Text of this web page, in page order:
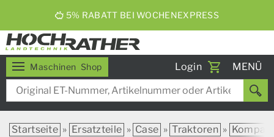
5% RABATT BEI WOCHENEXPRESS
Maschinen Shop Login
Toggle
MENÜ
Startseite » Ersatzteile » Case » Traktoren »